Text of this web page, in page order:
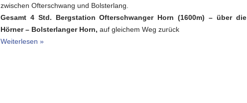
zwischen Ofterschwang und Bolsterlang.
Gesamt 4 Std. Bergstation Ofterschwanger Horn (1600m) – über die
Hörner – Bolsterlanger Horn, auf gleichem Weg zurück
Weiterlesen »